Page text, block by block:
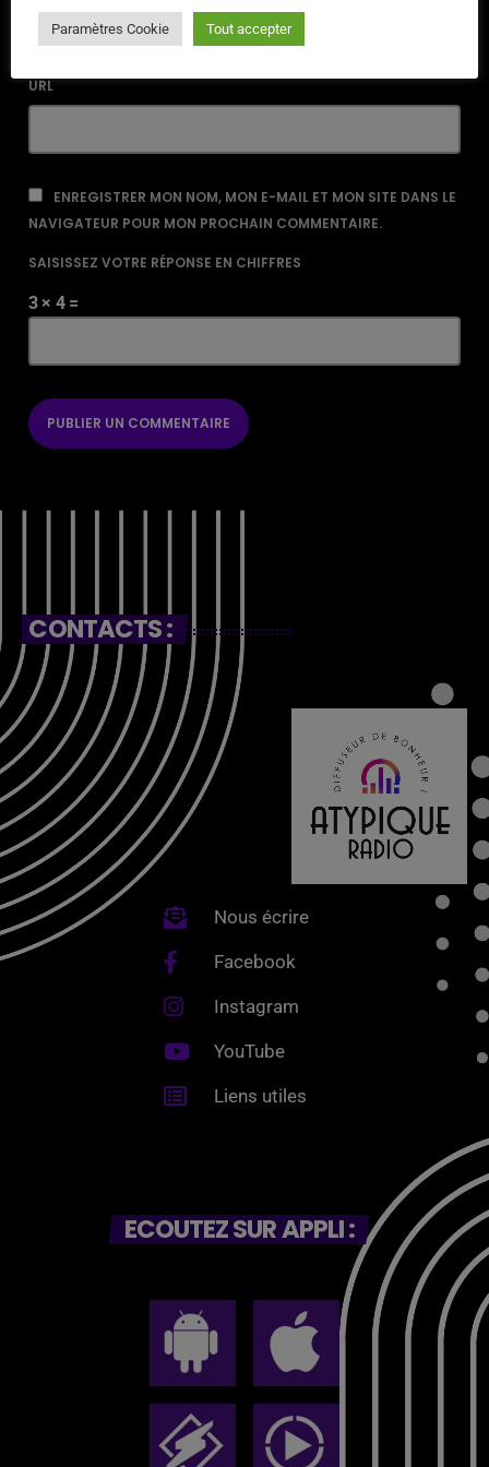
URL
ENREGISTRER MON NOM, MON E-MAIL ET MON SITE DANS LE
NAVIGATEUR POUR MON PROCHAIN COMMENTAIRE.
SAISISSEZ VOTRE RÉPONSE EN CHIFFRES
3 × 4 =
CONTACTS :
Nous écrire
Facebook
Instagram
YouTube
Liens utiles
ECOUTEZ SUR APPLI :
Paramètres Cookie Tout accepter